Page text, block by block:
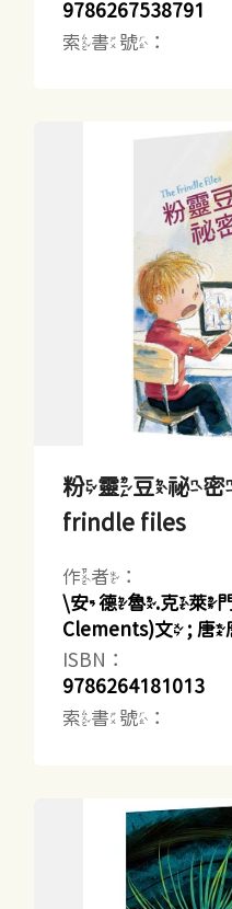
9786267538791
索書號：
粉靈豆祕密
frindle files
作者：
\安德魯.克萊
Clements)文 ;
ISBN：
9786264181013
索書號：